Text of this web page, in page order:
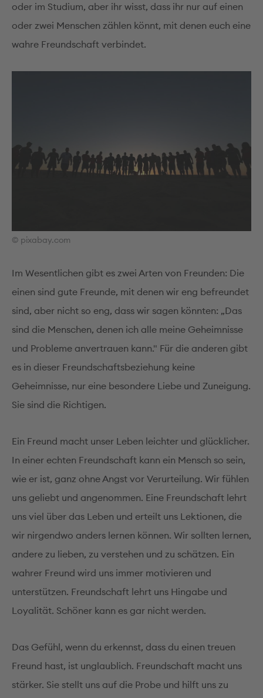
oder im Studium, aber ihr wisst, dass ihr nur auf einen
oder zwei Menschen zählen könnt, mit denen euch eine
wahre Freundschaft verbindet.
© pixabay.com
Im Wesentlichen gibt es zwei Arten von Freunden: Die
einen sind gute Freunde, mit denen wir eng befreundet
sind, aber nicht so eng, dass wir sagen könnten: „Das
sind die Menschen, denen ich alle meine Geheimnisse
und Probleme anvertrauen kann." Für die anderen gibt
es in dieser Freundschaftsbeziehung keine
Geheimnisse, nur eine besondere Liebe und Zuneigung.
Sie sind die Richtigen.
Ein Freund macht unser Leben leichter und glücklicher.
In einer echten Freundschaft kann ein Mensch so sein,
wie er ist, ganz ohne Angst vor Verurteilung. Wir fühlen
uns geliebt und angenommen. Eine Freundschaft lehrt
uns viel über das Leben und erteilt uns Lektionen, die
wir nirgendwo anders lernen können. Wir sollten lernen,
andere zu lieben, zu verstehen und zu schätzen. Ein
wahrer Freund wird uns immer motivieren und
unterstützen. Freundschaft lehrt uns Hingabe und
Loyalität. Schöner kann es gar nicht werden.
Das Gefühl, wenn du erkennst, dass du einen treuen
Freund hast, ist unglaublich. Freundschaft macht uns
stärker. Sie stellt uns auf die Probe und hilft uns zu